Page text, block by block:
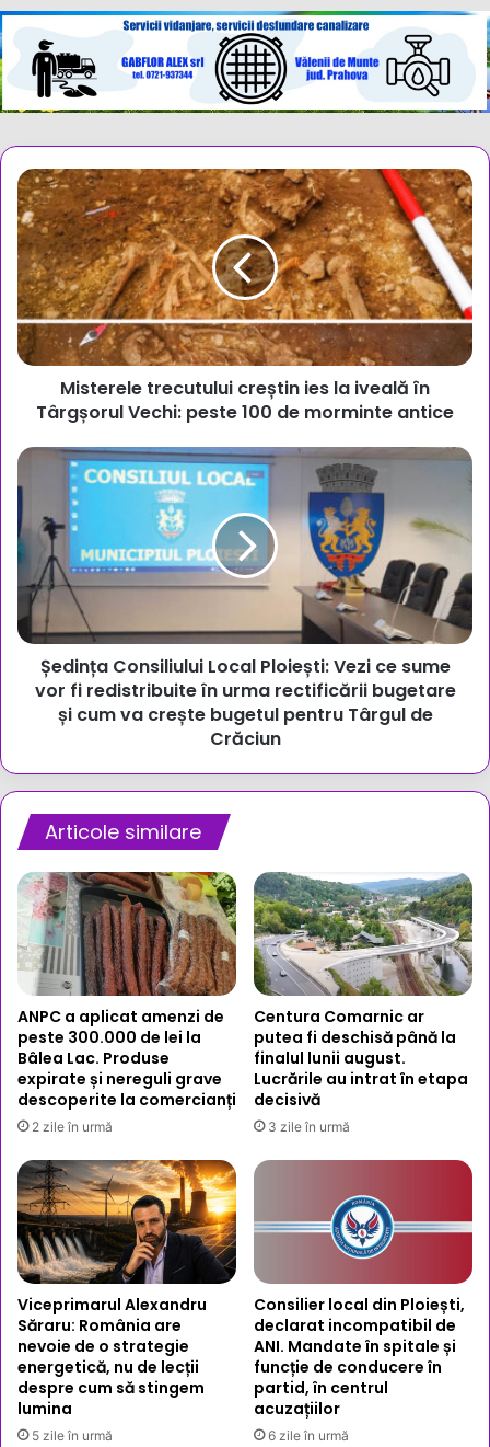
Misterele
trecutului
creștin
ies
la
iveală
în
Târgșorul
Vechi:
100
morminte
Misterele trecutului creștin ies la iveală în
Târgșorul Vechi: peste 100 de morminte antice
Ședința
Consiliului
Ploiești:
Vezi
sume
vor
fi
redistribuite
și
va
crește
bugetul
pentru
Târgul
de
Crăciun
Ședința Consiliului Local Ploiești: Vezi ce sume
vor fi redistribuite în urma rectificării bugetare
și cum va crește bugetul pentru Târgul de
Crăciun
Articole similare
ANPC a aplicat amenzi de
peste 300.000 de lei la
Bâlea Lac. Produse
expirate și nereguli grave
descoperite la comercianți
2 zile în urmă
Centura Comarnic ar
putea fi deschisă până la
finalul lunii august.
Lucrările au intrat în etapa
decisivă
3 zile în urmă
Viceprimarul Alexandru
Săraru: România are
nevoie de o strategie
energetică, nu de lecții
despre cum să stingem
lumina
5 zile în urmă
Consilier local din Ploiești,
declarat incompatibil de
ANI. Mandate în spitale și
funcție de conducere în
partid, în centrul
acuzațiilor
6 zile în urmă